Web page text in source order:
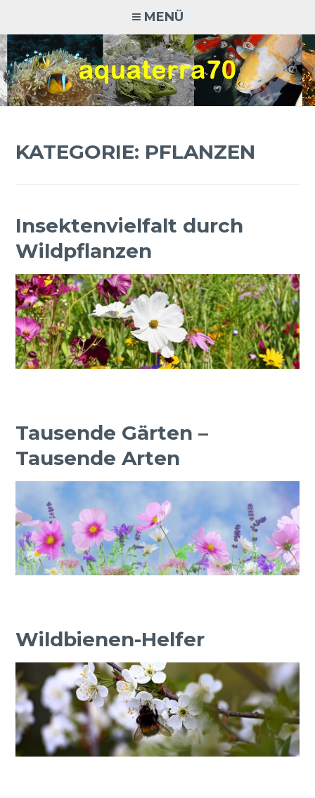
springen
MENÜ
AQUATERRA70
Aquaristik · Terraristik · Natur- und Artenschutz
KATEGORIE: PFLANZEN
Insektenvielfalt durch
Wildpflanzen
Tausende Gärten –
Tausende Arten
Wildbienen-Helfer